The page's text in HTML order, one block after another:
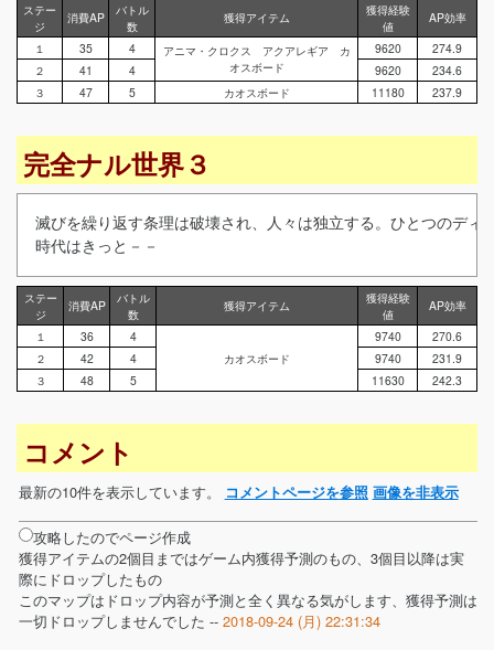
ステー
ジ
消費AP
バトル
数
獲得アイテム
獲得経験
値
AP効率
１
35 4
アニマ・クロクス アクアレギア カ
オスボード
9620
274.9
２
41 4 9620
234.6
３
47 5 カオスボード 11180 237.9
完全ナル世界３
滅びを繰り返す条理は破壊され、人々は独立する。ひとつのディ
時代はきっと－－
ステー
ジ
消費AP
バトル
数
獲得アイテム
獲得経験
値
AP効率
１
36
4
カオスボード
9740
270.6
２
42 4 9740
231.9
３
48 5 11630 242.3
コメント
最新の10件を表示しています。 コメントページを参照 画像を非表示
攻略したのでページ作成
獲得アイテムの2個目まではゲーム内獲得予測のもの、3個目以降は実
際にドロップしたもの
このマップはドロップ内容が予測と全く異なる気がします、獲得予測は
一切ドロップしませんでした -- 2018-09-24 (月) 22:31:34